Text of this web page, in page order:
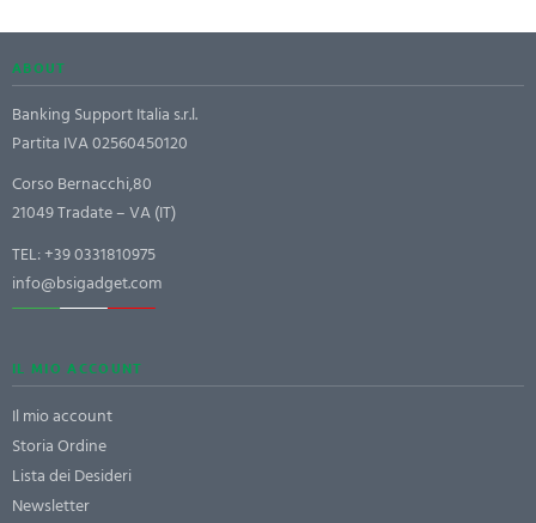
ABOUT
Banking Support Italia s.r.l.
Partita IVA 02560450120
Corso Bernacchi,80
21049 Tradate – VA (IT)
TEL:+39 0331810975
info@bsigadget.com
IL MIO ACCOUNT
Il mio account
Storia Ordine
Lista dei Desideri
Newsletter